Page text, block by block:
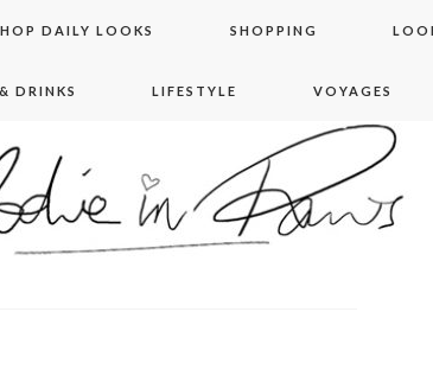
DAILY LOOKS SHOPPING
DRINKS LIFESTYLE VOYAGES
paris